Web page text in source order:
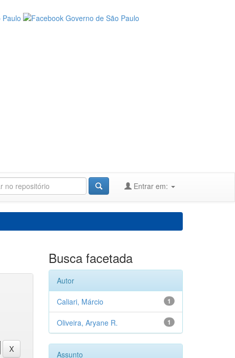
Entrar em:
Busca facetada
Autor
1
Caliari, Márcio
1
Oliveira, Aryane R.
Assunto